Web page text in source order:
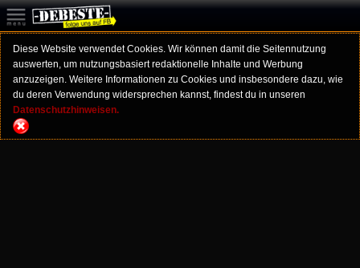
Diese Website verwendet Cookies. Wir können damit die Seitennutzung
auswerten, um nutzungsbasiert redaktionelle Inhalte und Werbung
anzuzeigen. Weitere Informationen zu Cookies und insbesondere dazu, wie
du deren Verwendung widersprechen kannst, findest du in unseren
Datenschutzhinweisen.